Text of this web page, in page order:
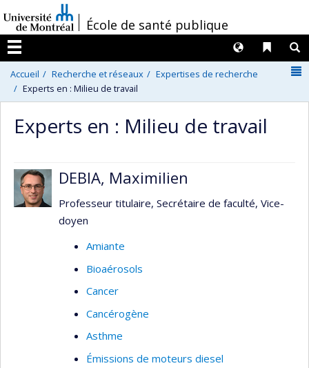
au
contenu
/École de santé publique
Menu
Liens
Langues
Accueil Recherche et réseaux
Expertises de recherche
Experts en : Milieu de travail
Experts en : Milieu de travail
DEBIA, Maximilien
Professeur titulaire, Secrétaire de faculté, Vice-
doyen
Amiante
Bioaérosols
Cancer
Cancérogène
Asthme
Émissions de moteurs diesel